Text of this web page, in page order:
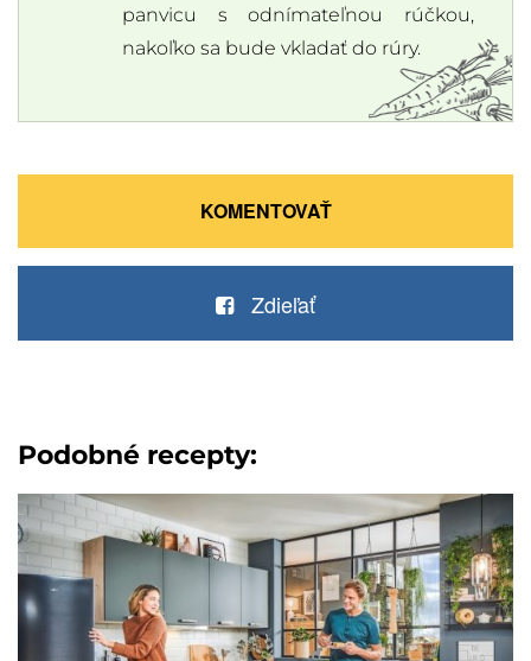
panvicu s odnímateľnou rúčkou,
nakoľko sa bude vkladať do rúry.
KOMENTOVAŤ
Zdieľať
Podobné recepty: